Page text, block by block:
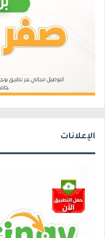
الإعلانات